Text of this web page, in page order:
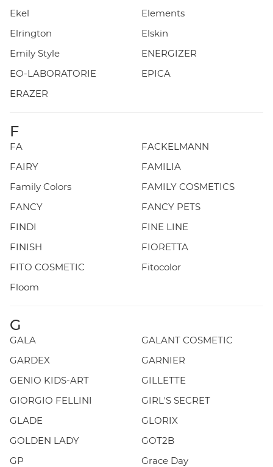
Ekel
Elements
Elrington
Elskin
Emily Style
ENERGIZER
EO-LABORATORIE
EPICA
ERAZER
F
FA
FACKELMANN
FAIRY
FAMILIA
Family Colors
FAMILY COSMETICS
FANCY
FANCY PETS
FINDI
FINE LINE
FINISH
FIORETTA
FITO COSMETIC
Fitocolor
Floom
G
GALA
GALANT COSMETIC
GARDEX
GARNIER
GENIO KIDS-ART
GILLETTE
GIORGIO FELLINI
GIRL'S SECRET
GLADE
GLORIX
GOLDEN LADY
GOT2B
GP
Grace Day